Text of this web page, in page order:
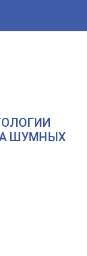
ШУМНЫХ